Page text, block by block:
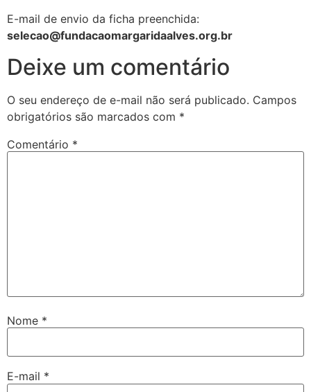
E-mail de envio da ficha preenchida:
selecao@fundacaomargaridaalves.org.br
Deixe um comentário
O seu endereço de e-mail não será publicado. Campos
obrigatórios são marcados com *
Comentário *
Nome *
E-mail *